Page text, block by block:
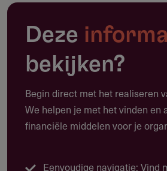
Europese
Europese
Andere
Niet-gouvernementele
maatschappelijke non-
profitorganisaties
profitorganisaties kunnen ook voor
Deze
bekijken?
Begin direct met het realiseren
We helpen je met het vinden en
financiële middelen voor je
Eenvoudige navigatie: Vind